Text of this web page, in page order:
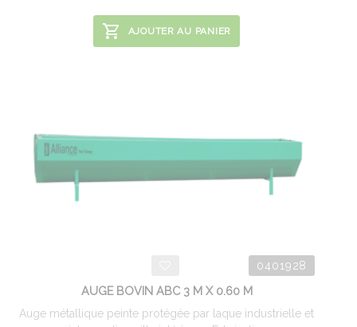
AJOUTER AU PANIER
0401928
AUGE BOVIN ABC 3 M X 0.60 M
Auge métallique peinte protégée par laque industrielle et